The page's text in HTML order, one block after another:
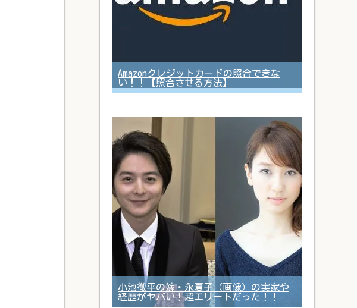
Amazonクレジットカードの照合できな
い！！【照合させる方法】
小池徹平の嫁・永夏子（画像）の実家や
経歴がヤバい！超エリートだった！！